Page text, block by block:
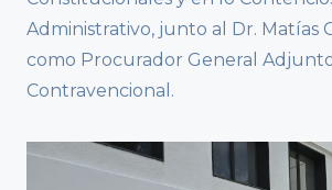
Administrativo, junto al Dr. Matías
como Procurador General
Contravencional.